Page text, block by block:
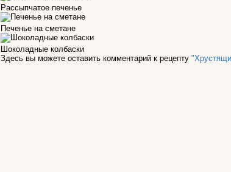
Рассыпчатое печенье
Печенье на сметане
Шоколадные колбаски
Здесь вы можете оставить комментарий к рецепту